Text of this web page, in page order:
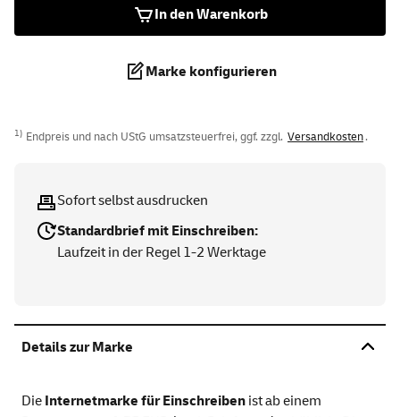
In den Warenkorb
Marke konfigurieren
1) Endpreis und nach UStG umsatzsteuerfrei, ggf. zzgl. Versandkosten.
Sofort selbst ausdrucken
Standardbrief mit Einschreiben:
Laufzeit in der Regel 1-2 Werktage
Details zur Marke
Die Internetmarke für Einschreiben ist ab einem